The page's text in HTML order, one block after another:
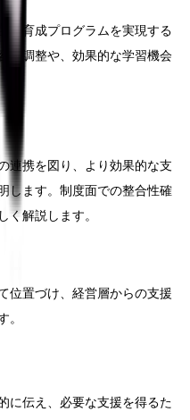
な育成プログラムを実現する
の調整や、効果的な学習機会
連携を図り、より効果的な支
します。制度面での整合性確
く解説します。
位置づけ、経営層からの支援
。
に伝え、必要な支援を得るた